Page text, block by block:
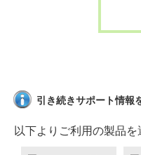
引き続きサポート情報
以下よりご利用の製品